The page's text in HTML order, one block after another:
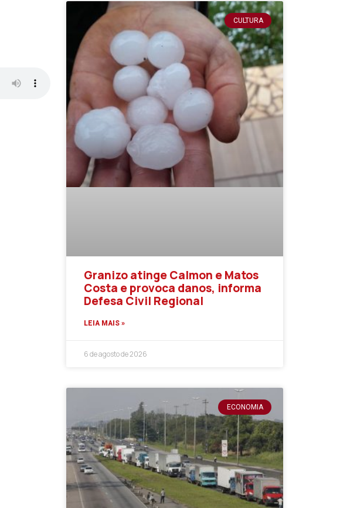
CULTURA
Granizo atinge Calmon e Matos
Costa e provoca danos, informa
Defesa Civil Regional
LEIA MAIS »
6 de agosto de 2026
ECONOMIA